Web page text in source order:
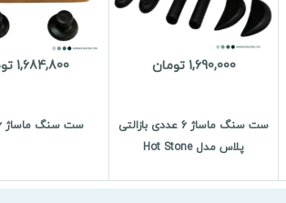
1,690,000 تومان
ست سنگ ماساژ 6 عددی بازالتی
پلاس مدل Hot Stone
1,684,800 تومان
ست سنگ ماساژ 6 عددی